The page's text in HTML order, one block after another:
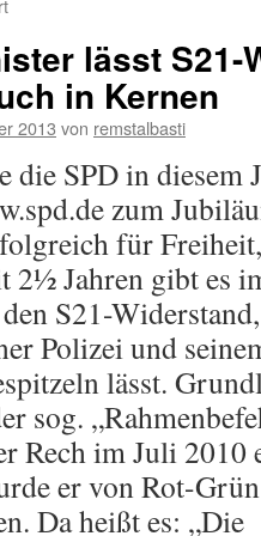
lässt S21-
in Kernen
2013 von remstalbasti
die SPD in diesem
zum
für
2½ Jahren gibt es
S21-
Polizei und
lässt.
sog.
Rech im Juli 2010
er von Rot-
Da heißt es: „Die